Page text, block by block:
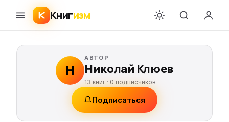
Книгизм
Н
АВТОР
Николай Клюев
13 книг ·0 подписчиков
Подписаться